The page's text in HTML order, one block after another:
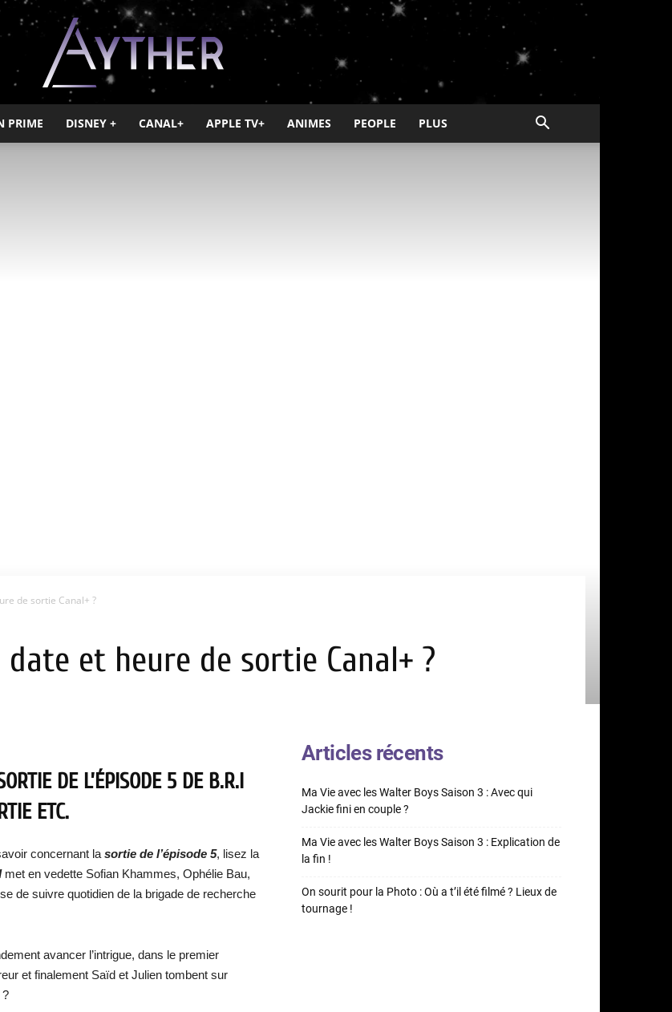
Ayther
PRIME DISNEY + CANAL+ APPLE TV+ ANIMES PEOPLE PLUS
de sortie Canal+ ?
date et heure de sortie Canal+ ?
DE L’ÉPISODE 5 DE B.R.I
ETC.
concernant la sortie de l’épisode 5, lisez la
met en vedette Sofian Khammes, Ophélie Bau,
de suivre quotidien de la brigade de recherche
avancer l’intrigue, dans le premier
et finalement Saïd et Julien tombent sur
?
Articles récents
Ma Vie avec les Walter Boys Saison 3 : Avec qui
Jackie fini en couple ?
Ma Vie avec les Walter Boys Saison 3 : Explication de
la fin !
On sourit pour la Photo : Où a t’il été filmé ? Lieux de
tournage !